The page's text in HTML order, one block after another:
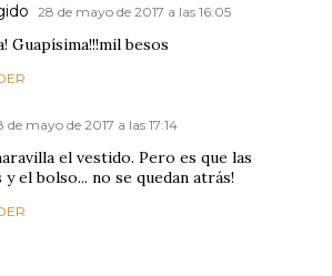
28 de mayo de 2017 a las 16:05
Guapísima!!!mil besos
de mayo de 2017 a las 17:14
el vestido. Pero es que las
y el bolso... no se quedan atrás!